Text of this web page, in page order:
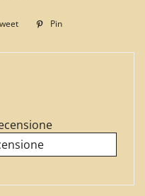
Twitta
Twitter
Pin
Pinterest